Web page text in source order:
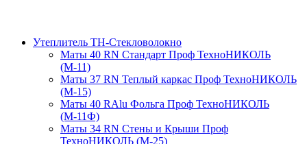
Утеплитель ТН-Стекловолокно
Маты 40 RN Стандарт Проф ТехноНИКОЛЬ
(М-11)
Маты 37 RN Теплый каркас Проф ТехноНИКОЛЬ
(М-15)
Маты 40 RAlu Фольга Проф ТехноНИКОЛЬ
(М-11Ф)
Маты 34 RN Стены и Крыши Проф
ТехноНИКОЛЬ (М-25)